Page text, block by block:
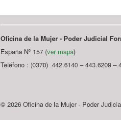
Oficina de la Mujer - Poder Judicial
España Nº 157 (ver mapa)
Teléfono : (0370) 442.6140 – 443.6209 –
© 2026 Oficina de la Mujer - Poder